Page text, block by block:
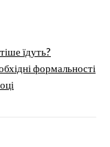
їдуть?
формальності